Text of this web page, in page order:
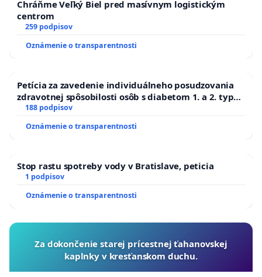
Chráňme Veľký Biel pred masívnym logistickým
centrom
259 podpisov
Oznámenie o transparentnosti
Petícia za zavedenie individuálneho posudzovania
zdravotnej spôsobilosti osôb s diabetom 1. a 2. typu
pri prijímaní do Policajného zboru SR
188 podpisov
Oznámenie o transparentnosti
Stop rastu spotreby vody v Bratislave, peticia
1 podpisov
Oznámenie o transparentnosti
Za dokončenie starej prícestnej ťahanovskej
kaplnky v kresťanskom duchu.